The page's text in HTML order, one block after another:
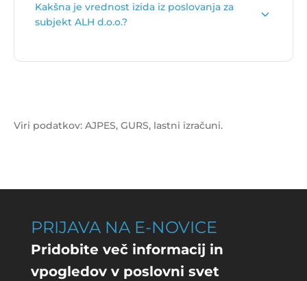
d.o.o. je283.790 €.
Kakšna je vrednost izida iz poslovanja za
subjekt ALH d.o.o.?
5.822 €.
Viri podatkov: AJPES, GURS, lastni izračuni.
PRIJAVA NA E-NOVICE
Pridobite več informacij in
vpogledov v poslovni svet